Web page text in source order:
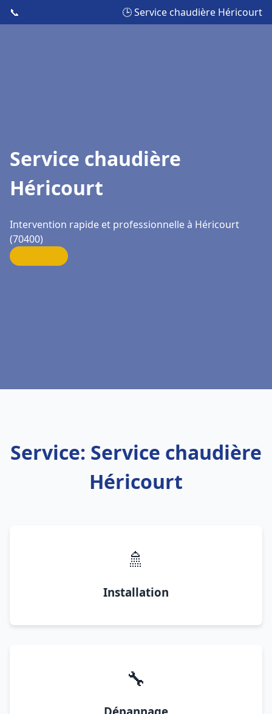
📞 🕒 Service chaudière Héricourt
Service chaudière
Héricourt
Intervention rapide et professionnelle à Héricourt
(70400)
Service: Service chaudière
Héricourt
🚿
Installation
🔧